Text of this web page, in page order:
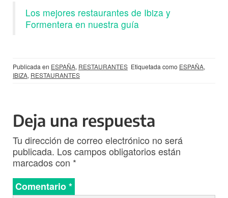
Los mejores restaurantes de Ibiza y
Formentera en nuestra guía
Publicada en ESPAÑA, RESTAURANTES Etiquetada como ESPAÑA,
IBIZA, RESTAURANTES
Deja una respuesta
Tu dirección de correo electrónico no será
publicada. Los campos obligatorios están
marcados con *
Comentario*